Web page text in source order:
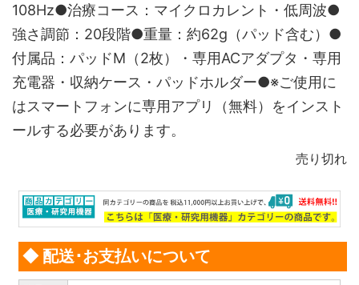
108Hz●治療コース：マイクロカレント・低周波●
強さ調節：20段階●重量：約62g（パッド含む）●
付属品：パッドM（2枚）・専用ACアダプタ・専用
充電器・収納ケース・パッドホルダー●※ご使用に
はスマートフォンに専用アプリ（無料）をインスト
ールする必要があります。
売り切れ